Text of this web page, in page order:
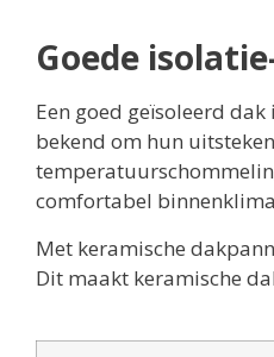
Goede
Een goed geïsoleerd
bekend om hun
comfortabel
Met keramische
Dit maakt keramische